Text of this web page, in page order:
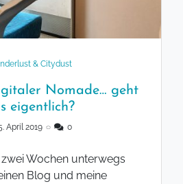
& Citydust
Nomade… geht
eigentlich?
April 2019 ◌ 0
Wochen unterwegs
Blog und meine